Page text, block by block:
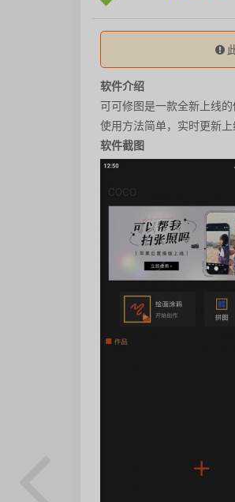
软件介绍
可可修图是一款全新上线
使用方法简单，实时更新
软件截图